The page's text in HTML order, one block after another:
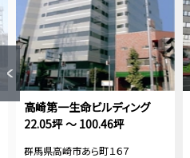
高崎第一生命ビルディング
22.05坪 ～ 100.46坪
群馬県高崎市あら町１６７